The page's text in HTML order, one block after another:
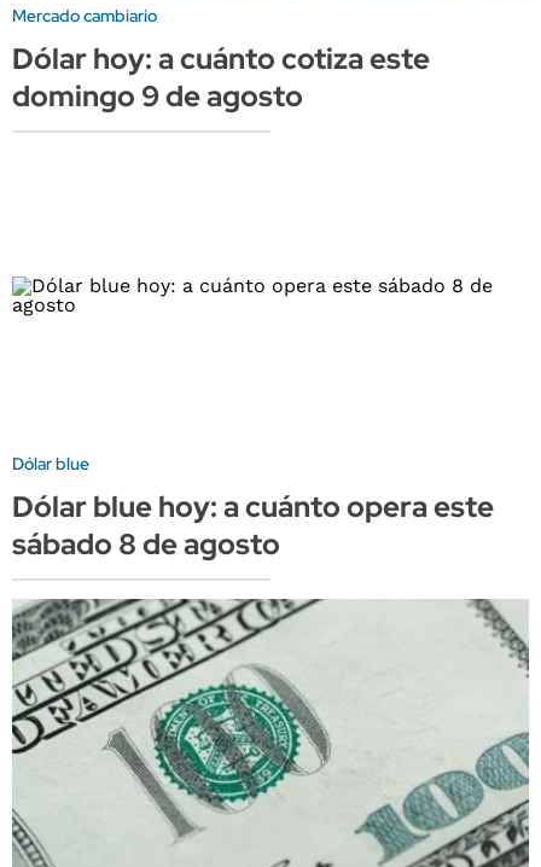
Mercado cambiario
Dólar hoy: a cuánto cotiza este
domingo 9 de agosto
Dólar blue
Dólar blue hoy: a cuánto opera este
sábado 8 de agosto